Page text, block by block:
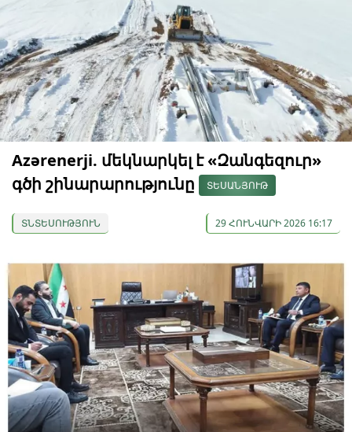
Azərenerji. մեկնարկել է «Զանգեզուր»
գծի շինարարությունը
ՏԵՍԱՆՅՈՒԹ
ՏՆՏԵՍՈՒԹՅՈՒՆ 29 ՀՈՒՆՎԱՐԻ 2026 16:17